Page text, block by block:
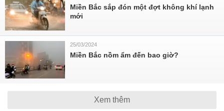
Miền Bắc sắp đón một đợt không khí lạnh
mới
25/03/2024
Miền Bắc nồm ẩm đến bao giờ?
Xem thêm